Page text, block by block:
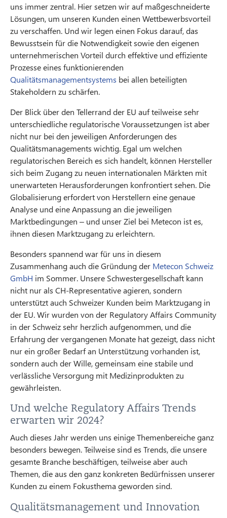
uns immer zentral. Hier setzen wir auf maßgeschneiderte
Lösungen, um unseren Kunden einen Wettbewerbsvorteil
zu verschaffen. Und wir legen einen Fokus darauf, das
Bewusstsein für die Notwendigkeit sowie den eigenen
unternehmerischen Vorteil durch effektive und effiziente
Prozesse eines funktionierenden
Qualitätsmanagementsystems bei allen beteiligten
Stakeholdern zu schärfen.
Der Blick über den Tellerrand der EU auf teilweise sehr
unterschiedliche regulatorische Voraussetzungen ist aber
nicht nur bei den jeweiligen Anforderungen des
Qualitätsmanagements wichtig. Egal um welchen
regulatorischen Bereich es sich handelt, können Hersteller
sich beim Zugang zu neuen internationalen Märkten mit
unerwarteten Herausforderungen konfrontiert sehen. Die
Globalisierung erfordert von Herstellern eine genaue
Analyse und eine Anpassung an die jeweiligen
Marktbedingungen – und unser Ziel bei Metecon ist es,
ihnen diesen Marktzugang zu erleichtern.
Besonders spannend war für uns in diesem
Zusammenhang auch die Gründung der Metecon Schweiz
GmbH im Sommer. Unsere Schwestergesellschaft kann
nicht nur als CH-Representative agieren, sondern
unterstützt auch Schweizer Kunden beim Marktzugang in
der EU. Wir wurden von der Regulatory Affairs Community
in der Schweiz sehr herzlich aufgenommen, und die
Erfahrung der vergangenen Monate hat gezeigt, dass nicht
nur ein großer Bedarf an Unterstützung vorhanden ist,
sondern auch der Wille, gemeinsam eine stabile und
verlässliche Versorgung mit Medizinprodukten zu
gewährleisten.
Und welche Regulatory Affairs Trends
erwarten wir 2024?
Auch dieses Jahr werden uns einige Themenbereiche ganz
besonders bewegen. Teilweise sind es Trends, die unsere
gesamte Branche beschäftigen, teilweise aber auch
Themen, die aus den ganz konkreten Bedürfnissen unserer
Kunden zu einem Fokusthema geworden sind.
Qualitätsmanagement und Innovation